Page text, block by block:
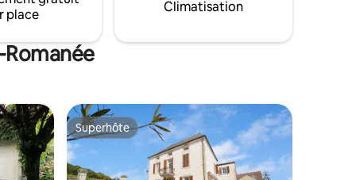
place
Climatisation
Superhôte
Superhôte